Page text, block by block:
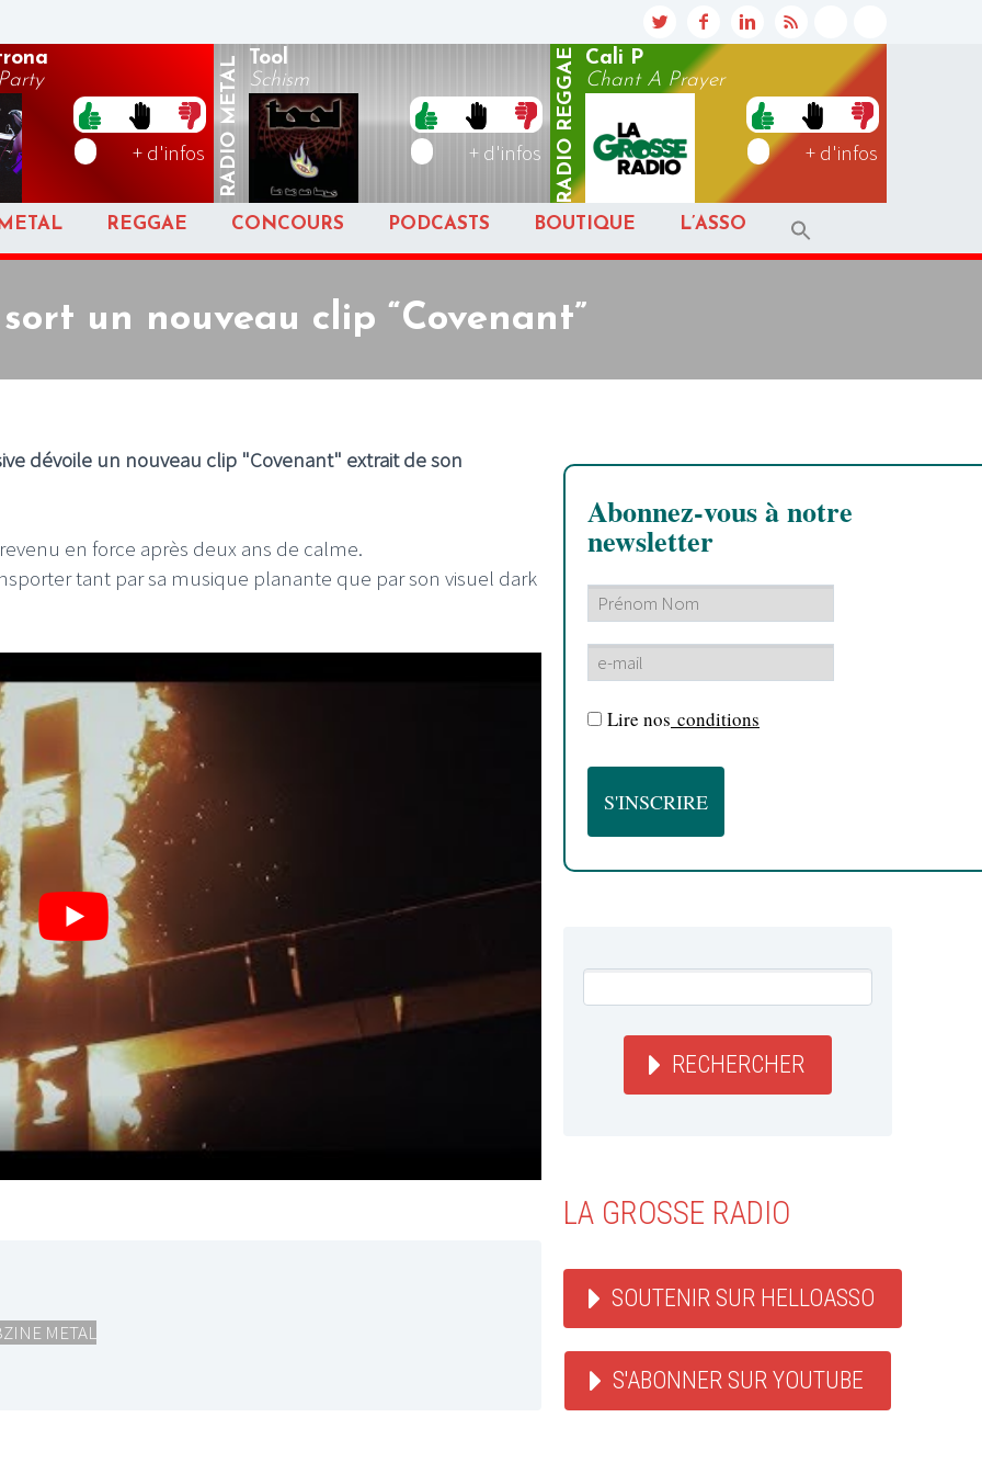
+ d'infos RADIO
METAL
Tool
Schism
+ d'infos RADIO
REGGAE
Cali P
Chant A Prayer
+ d'infos
REGGAE CONCOURS PODCASTS BOUTIQUE L’ASSO
un nouveau clip “Covenant”
dévoile un nouveau clip "Covenant" extrait de son
en force après deux ans de calme.
tant par sa musique planante que par son visuel dark
METAL
Abonnez-vous à notre
newsletter
Lire nos conditions
RECHERCHER
LA GROSSE RADIO
SOUTENIR SUR HELLOASSO
S'ABONNER SUR YOUTUBE